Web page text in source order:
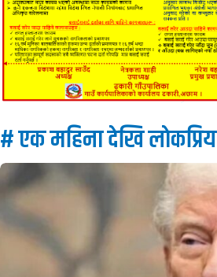
# एक महिना देखि लाेकप्रिय